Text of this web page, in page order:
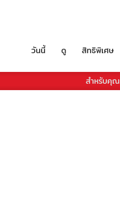
วันนี้ ดู สิทธิพิเศษ
สำหรับคุณ